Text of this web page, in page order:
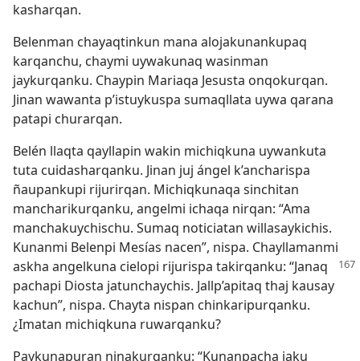
kasharqan.
Belenman chayaqtinkun mana alojakunankupaq
karqanchu, chaymi uywakunaq wasinman
jaykurqanku. Chaypin Mariaqa Jesusta onqokurqan.
Jinan wawanta p’istuykuspa sumaqllata uywa qarana
patapi churarqan.
Belén llaqta qayllapin wakin michiqkuna uywankuta
tuta cuidasharqanku. Jinan juj ángel k’ancharispa
ñaupankupi rijurirqan. Michiqkunaqa sinchitan
mancharikurqanku, angelmi ichaqa nirqan: “Ama
manchakuychischu. Sumaq noticiatan willasaykichis.
Kunanmi Belenpi Mesías nacen”, nispa. Chayllamanmi
askha angelkuna cielopi rijurispa takirqanku: “Janaq
pachapi Diosta jatunchaychis. Jallp’apitaq thaj kausay
kachun”, nispa. Chayta nispan chinkaripurqanku.
¿Imatan michiqkuna ruwarqanku?
Paykunapuran ninakurqanku: “Kunanpacha jaku